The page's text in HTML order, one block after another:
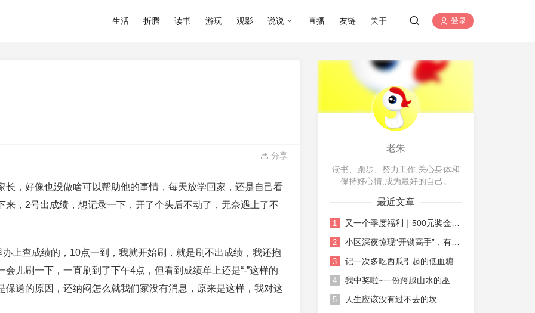
生活 折腾 读书 游玩 观影 说说 直播 友链 关于 登录
分享
长，好像也没做啥可以帮助他的事情，每天放学回家，还是自己看
，2号出成绩，想记录一下，开了个头后不动了，无奈遇上了不
上查成绩的，10点一到，我就开始刷，就是刷不出成绩，我还抱
儿刷一下，一直刷到了下午4点，但看到成绩单上还是“-”这样的
送的原因，还纳闷怎么就我们家没有消息，原来是这样，我对这
老朱
读书、跑步、努力工作,关心身体和
保持好心情,成为最好的自己。
最近文章
1
2 小区深夜惊现“开锁高手”，有点唏嘘也有点感慨
3 记一次多吃西瓜引起的低血糖
4
5 人生应该没有过不去的坎